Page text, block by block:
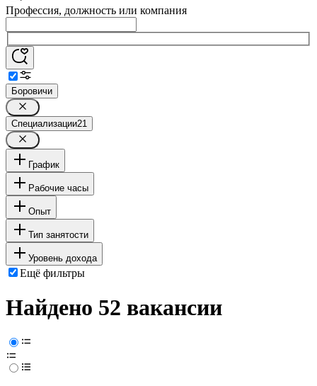
Профессия, должность или компания
Боровичи
Специализации21
График
Рабочие часы
Опыт
Тип занятости
Уровень дохода
Ещё фильтры
Найдено 52 вакансии